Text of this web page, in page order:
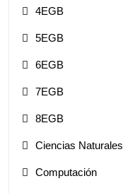
4EGB
5EGB
6EGB
7EGB
8EGB
Ciencias Naturales
Computación